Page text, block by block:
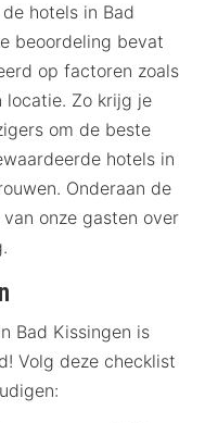
hotels in Bad
beoordeling bevat
op factoren zoals
Zo krijg je
om de beste
hotels in
Onderaan de
onze gasten over
Bad Kissingen is
Volg deze checklist